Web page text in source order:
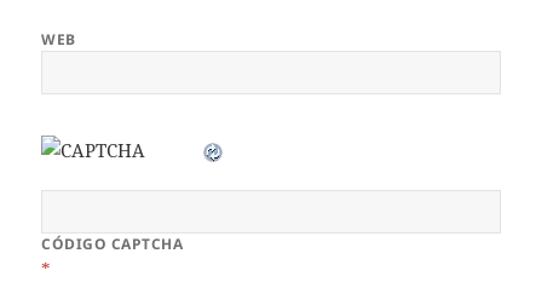
WEB
CÓDIGO CAPTCHA
*